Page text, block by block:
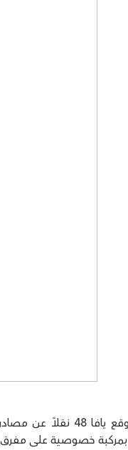
علم موقع يافا
خصوصية على مفرق